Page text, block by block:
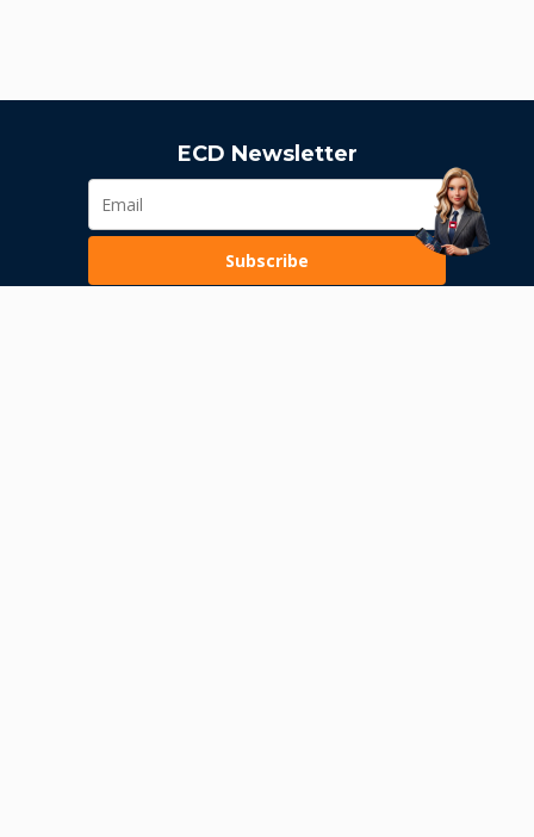
ECD Newsletter
Subscribe